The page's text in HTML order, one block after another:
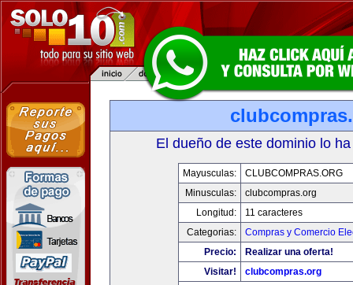
El dueño de este dominio lo
Mayusculas:
CLUBCOMPRAS.ORG
Minusculas:
clubcompras.org
Longitud:
11 caracteres
Categorias:
Compras y Comercio
Precio:
Realizar una oferta!
Visitar!
clubcompras.org